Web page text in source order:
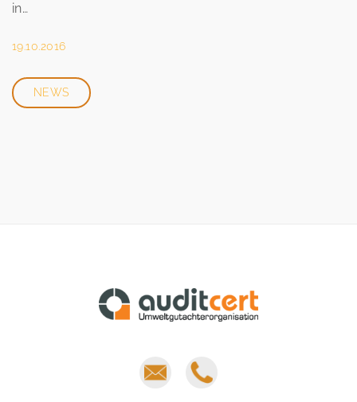
in…
19.10.2016
NEWS
E-